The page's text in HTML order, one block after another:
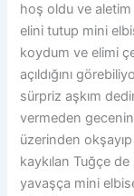
hoş oldu ve aletim
elini tutup mini
koydum ve elimi
açıldığını
sürpriz aşkım
vermeden
üzerinden
kaykılan Tuğçe
yavaşça mini